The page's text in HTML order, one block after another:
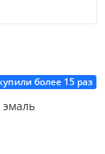
более 15 раз